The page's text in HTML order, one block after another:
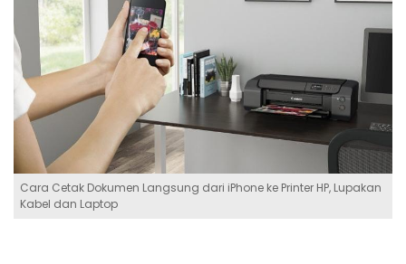
Cara Cetak Dokumen Langsung dari iPhone ke Printer HP, Lupakan
Kabel dan Laptop